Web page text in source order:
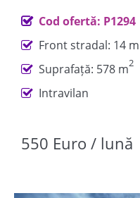
Cod ofertă: P1294
Front stradal: 14 m
Suprafață: 578 m2
Intravilan
550 Euro / lună